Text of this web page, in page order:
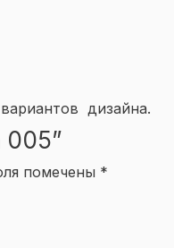
дизайна.
005”
помечены *